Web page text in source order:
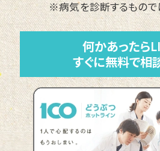
※病気を診断するもので
何かあったら
すぐに無料で相